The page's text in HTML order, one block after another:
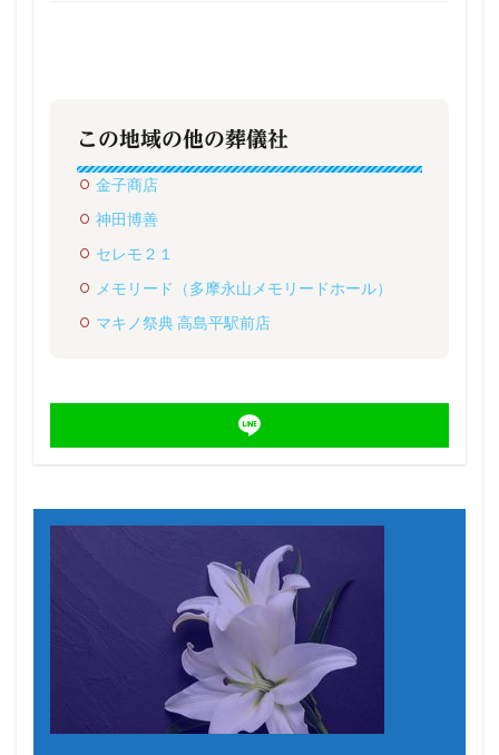
この地域の他の葬儀社
金子商店
神田博善
セレモ２１
メモリード（多摩永山メモリードホール）
マキノ祭典 高島平駅前店